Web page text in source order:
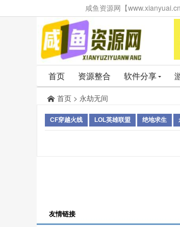
咸鱼资源网【
首页 资源整合 软件分享
首页 > 永劫无间
CF穿越火线 LOL英雄联盟 绝地求生
友情链接